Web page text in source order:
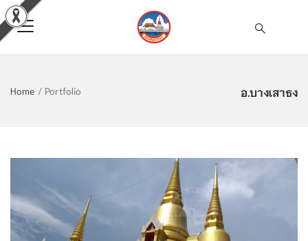
อ.บางเสาธง
Home / Portfolio